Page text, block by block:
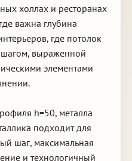
холлах и ресторанах
важна глубина
где потолок
выраженной
элементами
h=50, металла
подходит для
шаг, максимальная
и технологичный